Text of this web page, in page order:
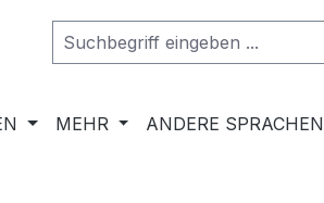
MEHR ANDERE SPRACHEN